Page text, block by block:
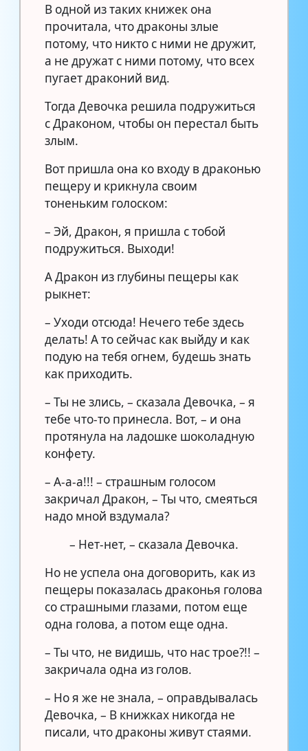
В одной из таких книжек она
прочитала, что драконы злые
потому, что никто с ними не дружит,
а не дружат с ними потому, что всех
пугает драконий вид.
Тогда Девочка решила подружиться
с Драконом, чтобы он перестал быть
злым.
Вот пришла она ко входу в драконью
пещеру и крикнула своим
тоненьким голоском:
– Эй, Дракон, я пришла с тобой
подружиться. Выходи!
А Дракон из глубины пещеры как
рыкнет:
– Уходи отсюда! Нечего тебе здесь
делать! А то сейчас как выйду и как
подую на тебя огнем, будешь знать
как приходить.
– Ты не злись, – сказала Девочка, – я
тебе что-то принесла. Вот, – и она
протянула на ладошке шоколадную
конфету.
– А-а-а!!! – страшным голосом
закричал Дракон, – Ты что, смеяться
надо мной вздумала?
– Нет-нет, – сказала Девочка.
Но не успела она договорить, как из
пещеры показалась драконья голова
со страшными глазами, потом еще
одна голова, а потом еще одна.
– Ты что, не видишь, что нас трое?!! –
закричала одна из голов.
– Но я же не знала, – оправдывалась
Девочка, – В книжках никогда не
писали, что драконы живут стаями.